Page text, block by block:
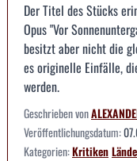
Der Titel des Stücks
Opus "Vor
besitzt aber nicht die
es originelle Einfälle,
werden.
Geschrieben von
Veröffentlichungsdatum:
Kategorien:Kritiken